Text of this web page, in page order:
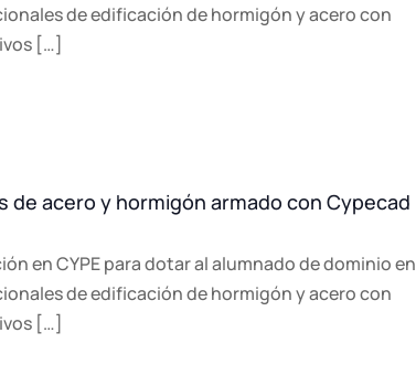
de edificación de hormigón y acero con
[…]
acero y hormigón armado con Cypecad
en CYPE para dotar al alumnado de dominio en
de edificación de hormigón y acero con
[…]